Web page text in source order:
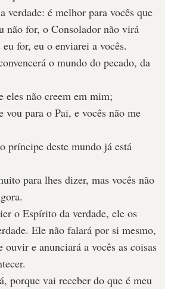
verdade: é melhor para vocês que
não for, o Consolador não virá
for, eu o enviarei a vocês.
o mundo do pecado, da
eles não creem em mim;
vou para o Pai, e vocês não me
príncipe deste mundo já está
para lhes dizer, mas vocês não
o Espírito da verdade, ele os
Ele não falará por si mesmo,
ouvir e anunciará a vocês as coisas
porque vai receber do que é meu